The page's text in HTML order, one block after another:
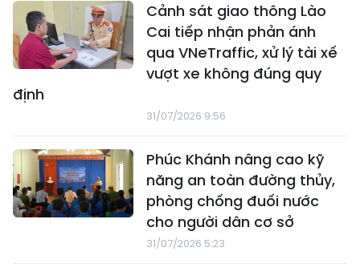
Cảnh sát giao thông Lào
Cai tiếp nhận phản ánh
qua VNeTraffic, xử lý tài xế
vượt xe không đúng quy
định
31/07/2026 9:56
Phúc Khánh nâng cao kỹ
năng an toàn đường thủy,
phòng chống đuối nước
cho người dân cơ sở
31/07/2026 5:23